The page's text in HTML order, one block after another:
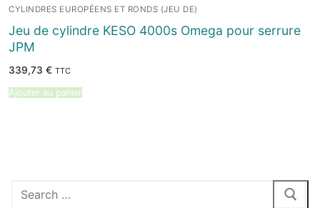
CYLINDRES EUROPÉENS ET RONDS (JEU DE)
Jeu de cylindre KESO 4000s Omega pour serrure
JPM
339,73 € TTC
Ajouter au panier
Rechercher